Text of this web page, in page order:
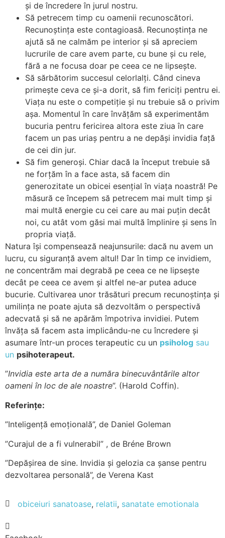
și de încredere în jurul nostru.
Să petrecem timp cu oamenii recunoscători.
Recunoștința este contagioasă. Recunoștința ne
ajută să ne calmăm pe interior și să apreciem
lucrurile de care avem parte, cu bune și cu rele,
fără a ne focusa doar pe ceea ce ne lipsește.
Să sărbătorim succesul celorlalți. Când cineva
primește ceva ce și-a dorit, să fim fericiți pentru ei.
Viața nu este o competiție și nu trebuie să o privim
așa. Momentul în care învățăm să experimentăm
bucuria pentru fericirea altora este ziua în care
facem un pas uriaș pentru a ne depăși invidia față
de cei din jur.
Să fim generoși. Chiar dacă la început trebuie să
ne forțăm în a face asta, să facem din
generozitate un obicei esențial în viața noastră! Pe
măsură ce începem să petrecem mai mult timp și
mai multă energie cu cei care au mai puțin decât
noi, cu atât vom găsi mai multă împlinire și sens în
propria viață.
Natura își compensează neajunsurile: dacă nu avem un
lucru, cu siguranță avem altul! Dar în timp ce invidiem,
ne concentrăm mai degrabă pe ceea ce ne lipsește
decât pe ceea ce avem și altfel ne-ar putea aduce
bucurie. Cultivarea unor trăsături precum recunoștința și
umilința ne poate ajuta să dezvoltăm o perspectivă
adecvată și să ne apărăm împotriva invidiei. Putem
învăța să facem asta implicându-ne cu încredere și
asumare într-un proces terapeutic cu un psiholog sau
un psihoterapeut.
”Invidia este arta de a număra binecuvântările altor
oameni în loc de ale noastre”. (Harold Coffin).
Referințe:
”Inteligență emoțională”, de Daniel Goleman
”Curajul de a fi vulnerabil” , de Bréne Brown
”Depășirea de sine. Invidia și gelozia ca șanse pentru
dezvoltarea personală”, de Verena Kast
obiceiuri sanatoase, relatii, sanatate emotionala